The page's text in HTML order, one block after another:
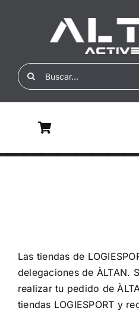
Search
for:
ALTAN QR
Las tiendas de
delegaciones de ÀLTAN.
realizar tu pedido de
tiendas LOGIESPORT y